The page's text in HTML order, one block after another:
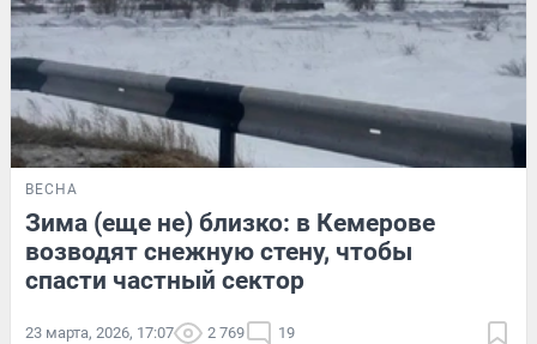
ВЕСНА
Зима (еще не) близко: в Кемерове
возводят снежную стену, чтобы
спасти частный сектор
23 марта, 2026, 17:07 2 769 19